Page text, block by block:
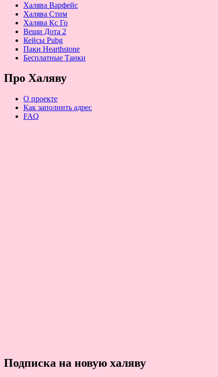
Халява Варфейс
Халява Стим
Халява Кс Го
Вещи Дота 2
Кейсы Pubg
Паки Hearthstone
Бесплатные Танки
Про Халяву
О проекте
Как заполнить адрес
FAQ
Подписка на новую халяву